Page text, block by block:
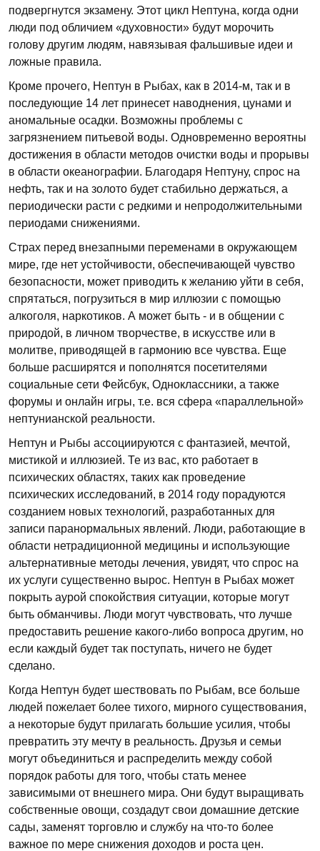
подвергнутся экзамену. Этот цикл Нептуна, когда одни
люди под обличием «духовности» будут морочить
голову другим людям, навязывая фальшивые идеи и
ложные правила.
Кроме прочего, Нептун в Рыбах, как в 2014-м, так и в
последующие 14 лет принесет наводнения, цунами и
аномальные осадки. Возможны проблемы с
загрязнением питьевой воды. Одновременно вероятны
достижения в области методов очистки воды и прорывы
в области океанографии. Благодаря Нептуну, спрос на
нефть, так и на золото будет стабильно держаться, а
периодически расти с редкими и непродолжительными
периодами снижениями.
Страх перед внезапными переменами в окружающем
мире, где нет устойчивости, обеспечивающей чувство
безопасности, может приводить к желанию уйти в себя,
спрятаться, погрузиться в мир иллюзии с помощью
алкоголя, наркотиков. А может быть - и в общении с
природой, в личном творчестве, в искусстве или в
молитве, приводящей в гармонию все чувства. Еще
больше расширятся и пополнятся посетителями
социальные сети Фейсбук, Одноклассники, а также
форумы и онлайн игры, т.е. вся сфера «параллельной»
нептунианской реальности.
Нептун и Рыбы ассоциируются с фантазией, мечтой,
мистикой и иллюзией. Те из вас, кто работает в
психических областях, таких как проведение
психических исследований, в 2014 году порадуются
созданием новых технологий, разработанных для
записи паранормальных явлений. Люди, работающие в
области нетрадиционной медицины и использующие
альтернативные методы лечения, увидят, что спрос на
их услуги существенно вырос. Нептун в Рыбах может
покрыть аурой спокойствия ситуации, которые могут
быть обманчивы. Люди могут чувствовать, что лучше
предоставить решение какого-либо вопроса другим, но
если каждый будет так поступать, ничего не будет
сделано.
Когда Нептун будет шествовать по Рыбам, все больше
людей пожелает более тихого, мирного существования,
а некоторые будут прилагать большие усилия, чтобы
превратить эту мечту в реальность. Друзья и семьи
могут объединиться и распределить между собой
порядок работы для того, чтобы стать менее
зависимыми от внешнего мира. Они будут выращивать
собственные овощи, создадут свои домашние детские
сады, заменят торговлю и службу на что-то более
важное по мере снижения доходов и роста цен.